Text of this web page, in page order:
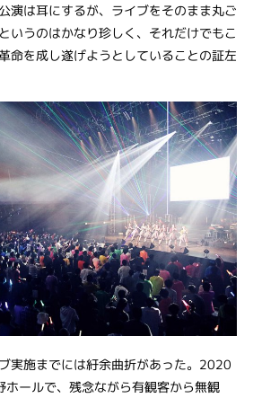
演は耳にするが、ライブをそのまま丸ご
いうのはかなり珍しく、それだけでもこ
命を成し遂げようとしていることの証左
実施までには紆余曲折があった。2020
ールで、残念ながら有観客から無観